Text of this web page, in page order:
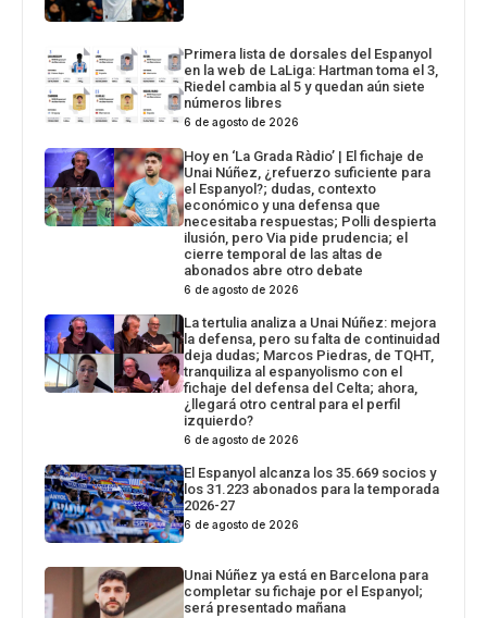
Primera lista de dorsales del Espanyol
en la web de LaLiga: Hartman toma el 3,
Riedel cambia al 5 y quedan aún siete
números libres
6 de agosto de 2026
Hoy en ‘La Grada Ràdio’ | El fichaje de
Unai Núñez, ¿refuerzo suficiente para
el Espanyol?; dudas, contexto
económico y una defensa que
necesitaba respuestas; Polli despierta
ilusión, pero Via pide prudencia; el
cierre temporal de las altas de
abonados abre otro debate
6 de agosto de 2026
La tertulia analiza a Unai Núñez: mejora
la defensa, pero su falta de continuidad
deja dudas; Marcos Piedras, de TQHT,
tranquiliza al espanyolismo con el
fichaje del defensa del Celta; ahora,
¿llegará otro central para el perfil
izquierdo?
6 de agosto de 2026
El Espanyol alcanza los 35.669 socios y
los 31.223 abonados para la temporada
2026-27
6 de agosto de 2026
Unai Núñez ya está en Barcelona para
completar su fichaje por el Espanyol;
será presentado mañana